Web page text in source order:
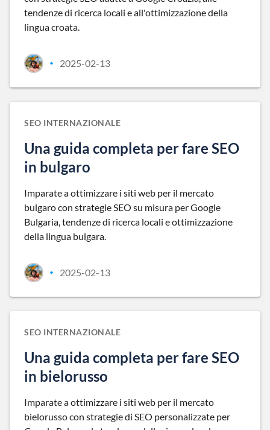
tendenze di ricerca locali e all'ottimizzazione della
lingua croata.
• 2025-02-13
SEO INTERNAZIONALE
Una guida completa per fare SEO
in bulgaro
Imparate a ottimizzare i siti web per il mercato
bulgaro con strategie SEO su misura per Google
Bulgaria, tendenze di ricerca locali e ottimizzazione
della lingua bulgara.
• 2025-02-13
SEO INTERNAZIONALE
Una guida completa per fare SEO
in bielorusso
Imparate a ottimizzare i siti web per il mercato
bielorusso con strategie di SEO personalizzate per